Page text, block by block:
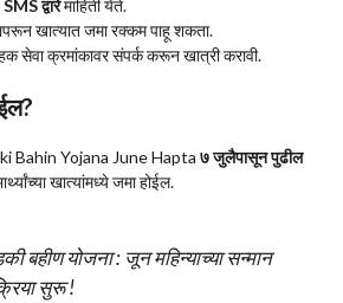
SMS द्वारेमाहिती येते.
खात्यात जमा रक्कम पाहू शकता.
सेवा क्रमांकावर संपर्क करून खात्री करावी.
Bahin Yojana June Hapta ७ जुलैपासून पुढील
खात्यांमध्ये जमा होईल.
बहीण योजना : जून महिन्याच्या सन्मान
सुरू !